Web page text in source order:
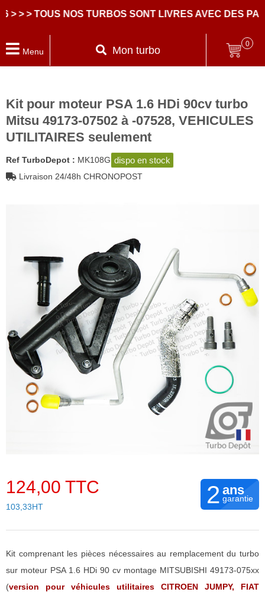
TOUS NOS TURBOS SONT LIVRES AVEC DES
Menu Mon turbo
0
Kit pour moteur PSA 1.6 HDi 90cv turbo
Mitsu 49173-07502 à -07528, VEHICULES
UTILITAIRES seulement
Ref TurboDepot : MK108G dispo en stock
Livraison 24/48h CHRONOPOST
124,00 TTC
103,33HT 2 ans
garantie
Kit comprenant les pièces nécessaires au remplacement du turbo
sur moteur PSA 1.6 HDi 90 cv montage MITSUBISHI 49173-075xx
(version pour véhicules utilitaires CITROEN JUMPY, FIAT